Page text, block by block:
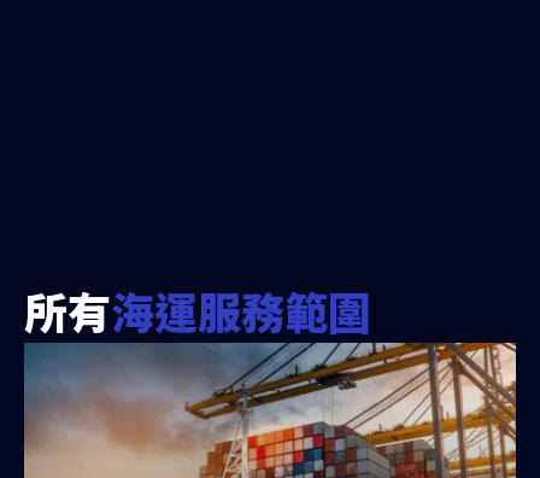
所有海運服務範圍